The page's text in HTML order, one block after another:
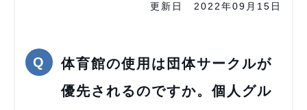
更新日
2022年09月15日
体育館の使用は団体サークルが
優先されるのですか。個人グル